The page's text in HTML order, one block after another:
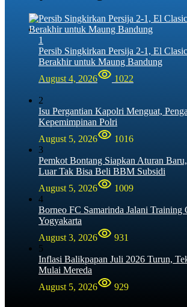
1
Persib Singkirkan Persija 2-1, El
Berakhir untuk Maung Bandung
August 4, 2026
1022
2
Isu Pergantian Kapolri Menguat,
Kepemimpinan Polri
August 5, 2026
1016
3
Pemkot Bontang Siapkan Aturan
Luar Tak Bisa Beli BBM Subsidi
August 5, 2026
1009
4
Borneo FC Samarinda Jalani Training
Yogyakarta
August 3, 2026
931
5
Inflasi Balikpapan Juli 2026 Turun,
Mulai Mereda
August 5, 2026
929